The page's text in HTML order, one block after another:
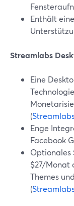
Enthält
Streamlabs
Eine
(
Enge
Facebook
Optionales
$27/Monat
Themes
(